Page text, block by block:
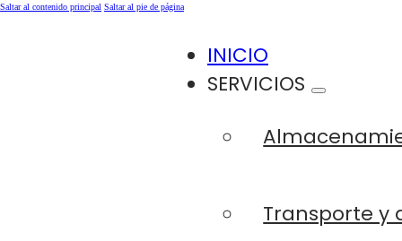
Saltar al contenido principal Saltar al pie de página
INICIO
SERVICIOS
Transporte y